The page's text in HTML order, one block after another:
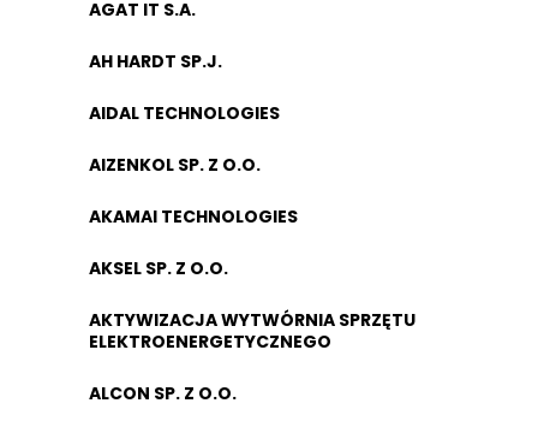
AGAT IT S.A.
AH HARDT SP.J.
AIDAL TECHNOLOGIES
AIZENKOL SP. Z O.O.
AKAMAI TECHNOLOGIES
AKSEL SP. Z O.O.
AKTYWIZACJA WYTWÓRNIA SPRZĘTU
ELEKTROENERGETYCZNEGO
ALCON SP. Z O.O.